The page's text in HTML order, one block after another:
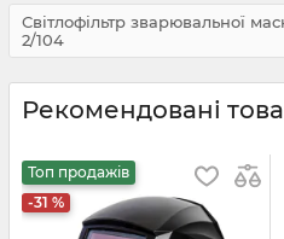
Світлофільтр зварювальної
2/104
Рекомендовані
Топ продажів
-31 %